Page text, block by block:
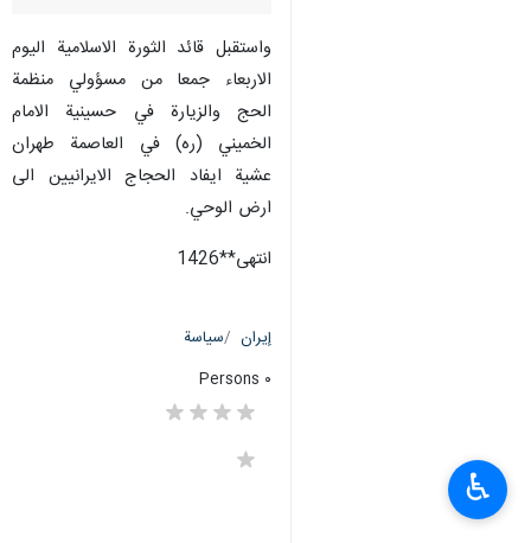
واستقبل قائد الثورة الاسلامية اليوم
الاربعاء جمعا من مسؤولي منظمة
الحج والزيارة في حسينية الامام
الخميني (ره) في العاصمة طهران
عشية ايفاد الحجاج الايرانيين الى
ارض الوحي.
انتهى**1426
إيران
سياسة
٠ Persons
♿︎